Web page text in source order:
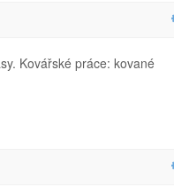
Kovářské práce: kované